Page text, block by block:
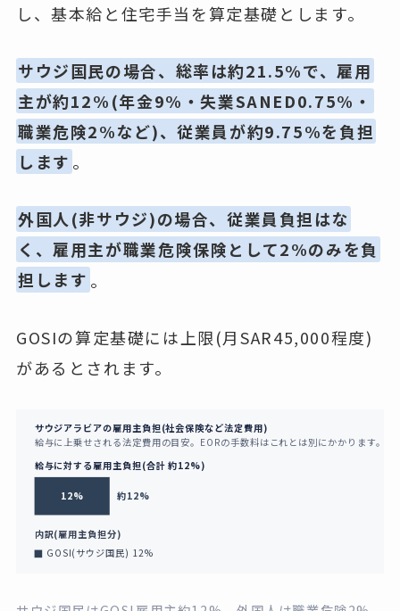
し、基本給と住宅手当を算定基礎とします。
サウジ国民の場合、総率は約21.5%で、雇用
主が約12%(年金9%・失業SANED0.75%・
職業危険2%など)、従業員が約9.75%を負担
します 。
外国人(非サウジ)の場合、従業員負担はな
く、雇用主が職業危険保険として2%のみを負
担します 。
GOSIの算定基礎には上限(月SAR45,000程度)
があるとされます。
サウジアラビアの雇用主負担(社会保険など法定費用)
給与に上乗せされる法定費用の目安。EORの手数料はこれとは別にかかります。
給与に対する雇用主負担(合計 約12%)
12% 約12%
内訳(雇用主負担分)
GOSI(サウジ国民) 12%